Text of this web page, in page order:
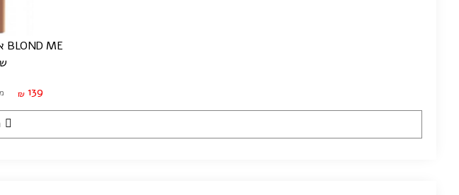
BLOND ME אבקת הבהרה | 450 גרם
₪ 139